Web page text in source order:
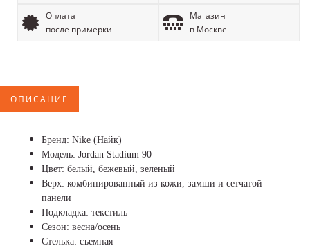
Оплата
после примерки
Магазин
в Москве
ОПИСАНИЕ
Бренд: Nike (Найк)
Модель: Jordan Stadium 90
Цвет: белый, бежевый, зеленый
Верх: комбинированный из кожи, замши и сетчатой
панели
Подкладка: текстиль
Сезон: весна/осень
Стелька: съемная